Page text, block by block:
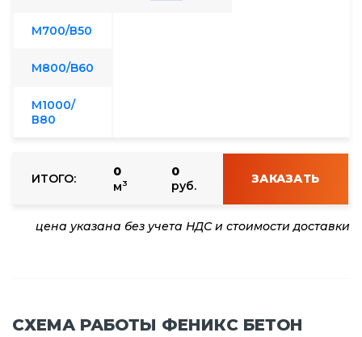
М700/В50
М800/B60
М1000/
В80
ИТОГО:
0
м3
0
руб.
ЗАКАЗАТЬ
цена указана без учета НДС и стоимости доставки
СХЕМА РАБОТЫ ФЕНИКС БЕТОН